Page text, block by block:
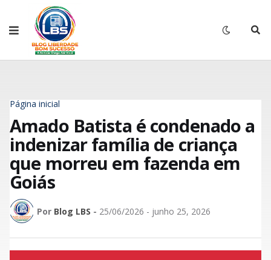
Página inicial
Amado Batista é condenado a
indenizar família de criança
que morreu em fazenda em
Goiás
Por Blog LBS - 25/06/2026 - junho 25, 2026